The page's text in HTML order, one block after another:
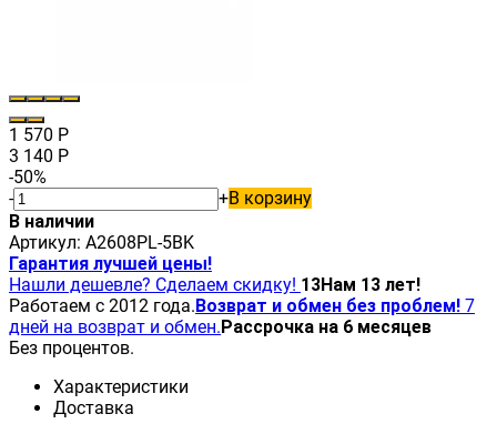
1 570 Р
3 140 Р
-50%
-
+В корзину
В наличии
Артикул: A2608PL-5BK
Гарантия лучшей цены!
Нашли дешевле? Сделаем скидку! 13Нам 13 лет!
Работаем с 2012 года.Возврат и обмен без проблем! 7
дней на возврат и обмен.Рассрочка на 6 месяцев
Без процентов.
Характеристики
Доставка